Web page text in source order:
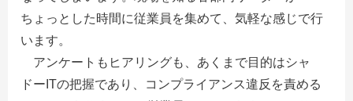
ちょっとした時間に従業員を集めて、気軽な感じで行
います。
アンケートもヒアリングも、あくまで目的はシャ
ドーITの把握であり、コンプライアンス違反を責める